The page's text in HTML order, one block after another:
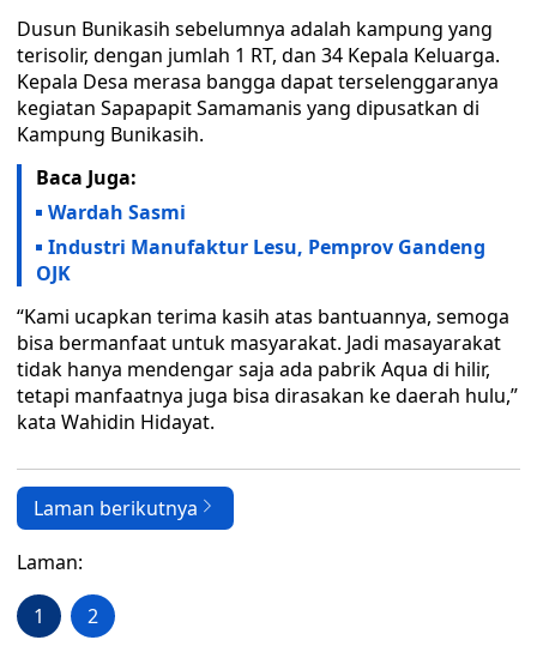
Dusun Bunikasih sebelumnya adalah kampung yang
terisolir, dengan jumlah 1 RT, dan 34 Kepala Keluarga.
Kepala Desa merasa bangga dapat terselenggaranya
kegiatan Sapapapit Samamanis yang dipusatkan di
Kampung Bunikasih.
Baca Juga:
Wardah Sasmi
Industri Manufaktur Lesu, Pemprov Gandeng
OJK
“Kami ucapkan terima kasih atas bantuannya, semoga
bisa bermanfaat untuk masyarakat. Jadi masayarakat
tidak hanya mendengar saja ada pabrik Aqua di hilir,
tetapi manfaatnya juga bisa dirasakan ke daerah hulu,”
kata Wahidin Hidayat.
Laman berikutnya
Laman:
1 2